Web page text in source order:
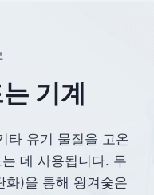
기계
타 유기 물질을 고온
데 사용됩니다. 두
화)을 통해 왕겨숯은